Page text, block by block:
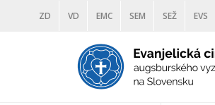
ZD VD EMC SEM SEŽ EVS
DIAKONIA ŠKOLY TRANOSCIUS